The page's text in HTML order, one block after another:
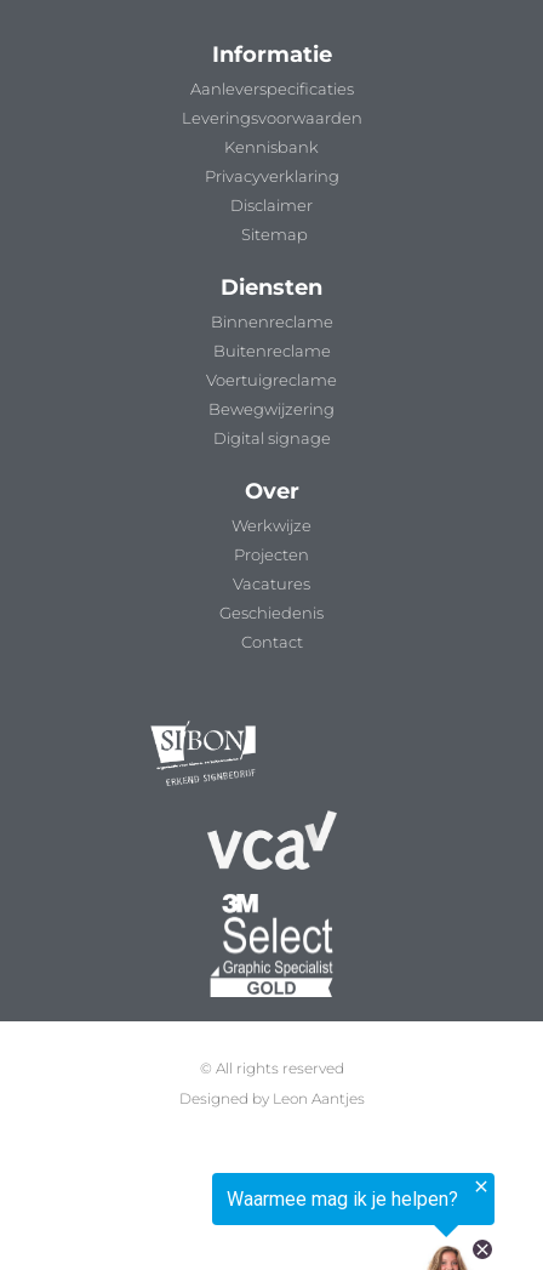
Informatie
Aanleverspecificaties
Leveringsvoorwaarden
Kennisbank
Privacyverklaring
Disclaimer
Sitemap
Diensten
Binnenreclame
Buitenreclame
Voertuigreclame
Bewegwijzering
Digital signage
Over
Werkwijze
Projecten
Vacatures
Geschiedenis
Contact
© All rights reserved
Designed by Leon Aantjes